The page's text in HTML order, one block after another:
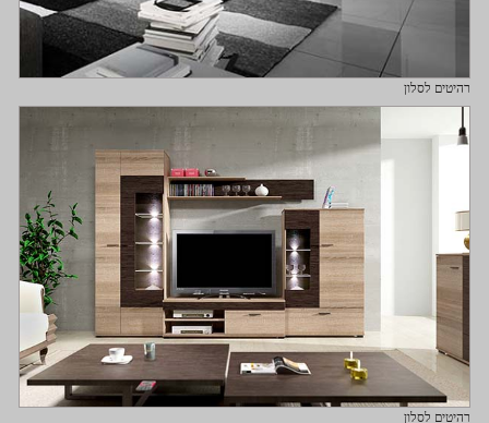
רהיטים לסלון
רהיטים לסלון